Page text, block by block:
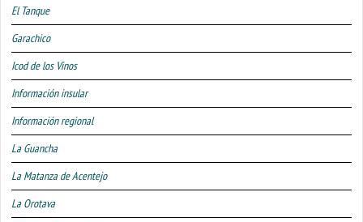
El Tanque
Garachico
Icod de los Vinos
Información insular
Información regional
La Guancha
La Matanza de Acentejo
La Orotava